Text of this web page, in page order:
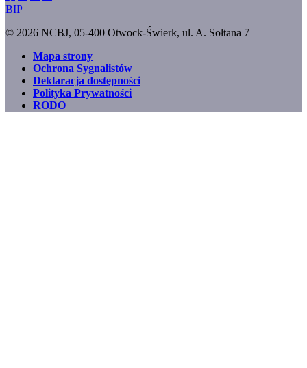
BIP
© 2026 NCBJ, 05-400 Otwock-Świerk, ul. A. Sołtana 7
Footer
menu
Mapa strony
Ochrona Sygnalistów
Deklaracja dostępności
Polityka Prywatności
RODO